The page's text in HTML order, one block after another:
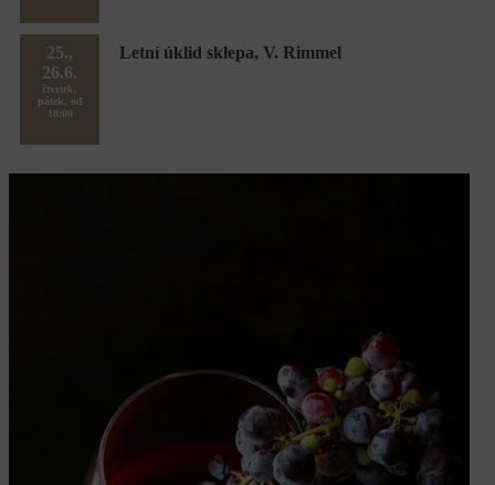
25.,
26.6.
čtvrtek,
pátek, od
18:00
Letní úklid sklepa, V. Rimmel